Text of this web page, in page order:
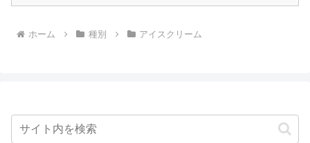
ホーム 種別 アイスクリーム